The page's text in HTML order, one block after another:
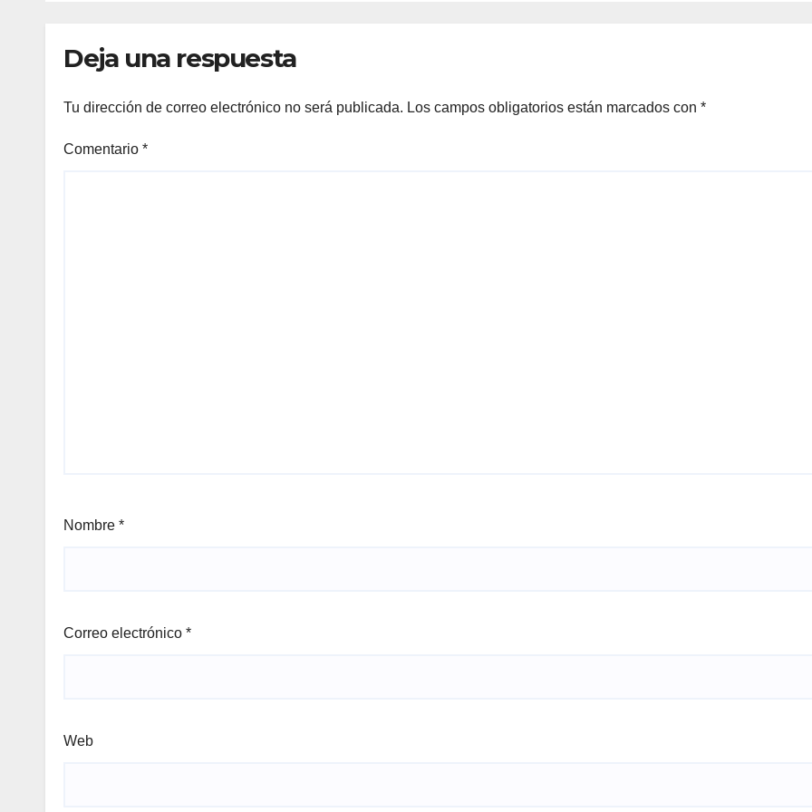
Deja una respuesta
Tu dirección de correo electrónico no será publicada. Los campos obligatorios están marcados con *
Comentario *
Nombre *
Correo electrónico *
Web